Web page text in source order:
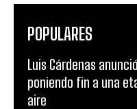
POPULARES
Luis Cárdenas
poniendo fin a una
aire